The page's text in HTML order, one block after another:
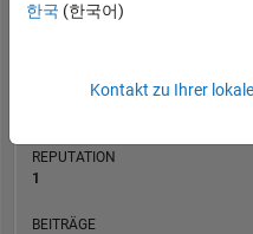
REPUTATION
1
BEITRÄGE
한국 (한국어)
Kontakt zu Ihrer